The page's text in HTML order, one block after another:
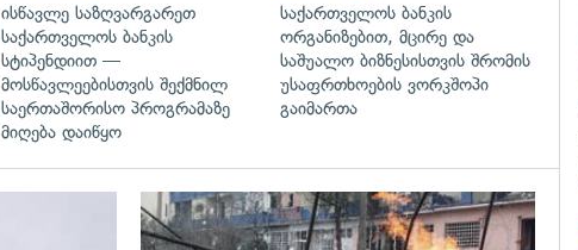
ისწავლე საზღვარგარეთ
საქართველოს ბანკის
სტიპენდიით —
მოსწავლეებისთვის შექმნილ
საერთაშორისო პროგრამაზე
მიღება დაიწყო
საქართველოს ბანკის
ორგანიზებით, მცირე და
საშუალო ბიზნესისთვის შრომის
უსაფრთხოების ვორკშოპი
გაიმართა
გადახედვა